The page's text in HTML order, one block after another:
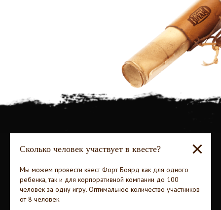
Сколько человек участвует в квесте?
Мы можем провести квест Форт Боярд как для одного
ребенка, так и для корпоративной компании до 100
человек за одну игру. Оптимальное количество участников
от 8 человек.